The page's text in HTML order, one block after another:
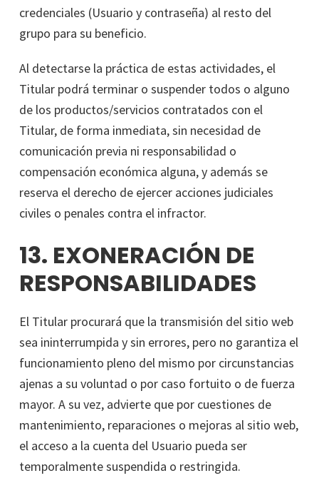
credenciales (Usuario y contraseña) al resto del
grupo para su beneficio.
Al detectarse la práctica de estas actividades, el
Titular podrá terminar o suspender todos o alguno
de los productos/servicios contratados con el
Titular, de forma inmediata, sin necesidad de
comunicación previa ni responsabilidad o
compensación económica alguna, y además se
reserva el derecho de ejercer acciones judiciales
civiles o penales contra el infractor.
13. EXONERACIÓN DE
RESPONSABILIDADES
El Titular procurará que la transmisión del sitio web
sea ininterrumpida y sin errores, pero no garantiza el
funcionamiento pleno del mismo por circunstancias
ajenas a su voluntad o por caso fortuito o de fuerza
mayor. A su vez, advierte que por cuestiones de
mantenimiento, reparaciones o mejoras al sitio web,
el acceso a la cuenta del Usuario pueda ser
temporalmente suspendida o restringida.